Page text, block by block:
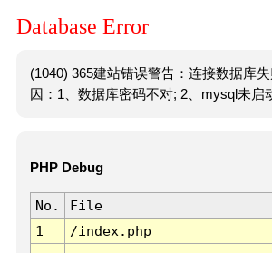
Database Error
(1040) 365建站错误警告：连接数据库
因：1、数据库密码不对; 2、mysql未启
PHP Debug
No. File
1
/index.php